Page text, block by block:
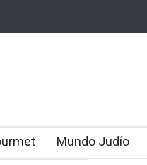
Crisis en el Mossad:
director Roman
Mundo Judío